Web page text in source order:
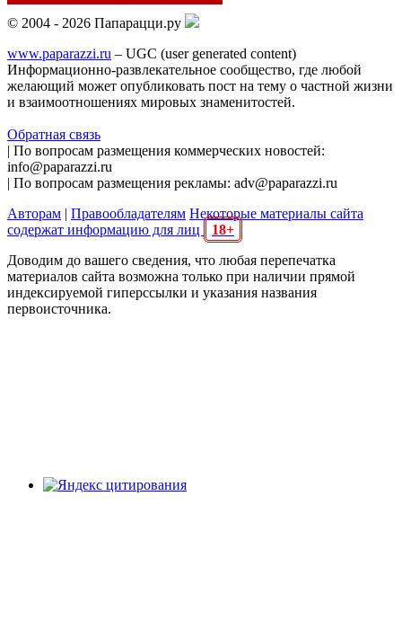
© 2004 - 2026 Папарацци.ру
www.paparazzi.ru – UGC (user generated content)
Информационно-развлекательное сообщество, где любой
желающий может опубликовать пост на тему о частной жизни
и взаимоотношениях мировых знаменитостей.
Обратная связь
| По вопросам размещения коммерческих новостей:
info@paparazzi.ru
| По вопросам размещения рекламы: adv@paparazzi.ru
Авторам | Правообладателям Некоторые материалы сайта
содержат информацию для лиц
18+
Доводим до вашего сведения, что любая перепечатка
материалов сайта возможна только при наличии прямой
индексируемой гиперссылки и указания названия
первоисточника.